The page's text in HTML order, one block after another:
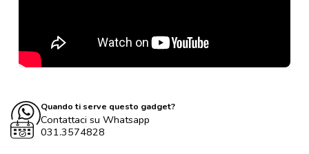
Quando ti serve questo gadget?
Contattaci su Whatsapp
031.3574828